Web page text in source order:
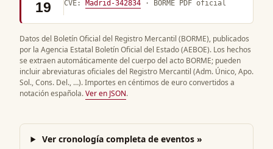
19 CVE: Madrid-342834 · BORME PDF oficial
Datos del Boletín Oficial del Registro Mercantil (BORME), publicados
por la Agencia Estatal Boletín Oficial del Estado (AEBOE). Los hechos
se extraen automáticamente del cuerpo del acto BORME; pueden
incluir abreviaturas oficiales del Registro Mercantil (Adm. Único, Apo.
Sol., Cons. Del., …). Importes en céntimos de euro convertidos a
notación española.Ver en JSON.
Ver cronología completa de eventos »